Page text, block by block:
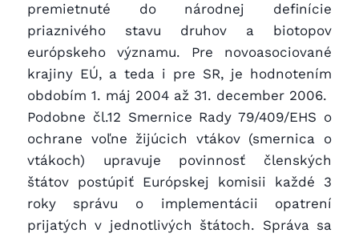
premietnuté do národnej definície
priaznivého stavu druhov a biotopov
európskeho významu. Pre novoasociované
krajiny EÚ, a teda i pre SR, je hodnotením
obdobím 1. máj 2004 až 31. december 2006.
Podobne čl.12 Smernice Rady 79/409/EHS o
ochrane voľne žijúcich vtákov (smernica o
vtákoch) upravuje povinnosť členských
štátov postúpiť Európskej komisii každé 3
roky správu o implementácii opatrení
prijatých v jednotlivých štátoch. Správa sa